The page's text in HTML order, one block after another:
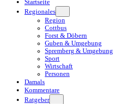
Startseite
Regionales
Region
Cottbus
Forst & Döbern
Guben & Umgebung
Spremberg & Umgebung
Sport
Wirtschaft
Personen
Damals
Kommentare
Ratgeber